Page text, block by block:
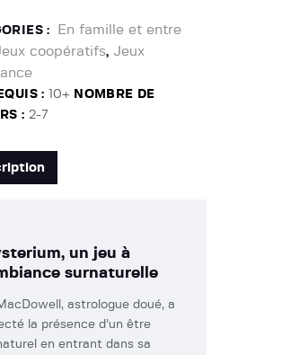
:
En famille et entre
coopératifs, Jeux
:10+ NOMBRE DE
: 2-7
un jeu à
surnaturelle
astrologue doué, a
la présence d’un être
en entrant dans sa